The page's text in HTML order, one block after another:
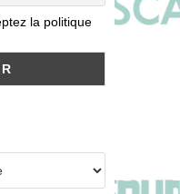
la politique